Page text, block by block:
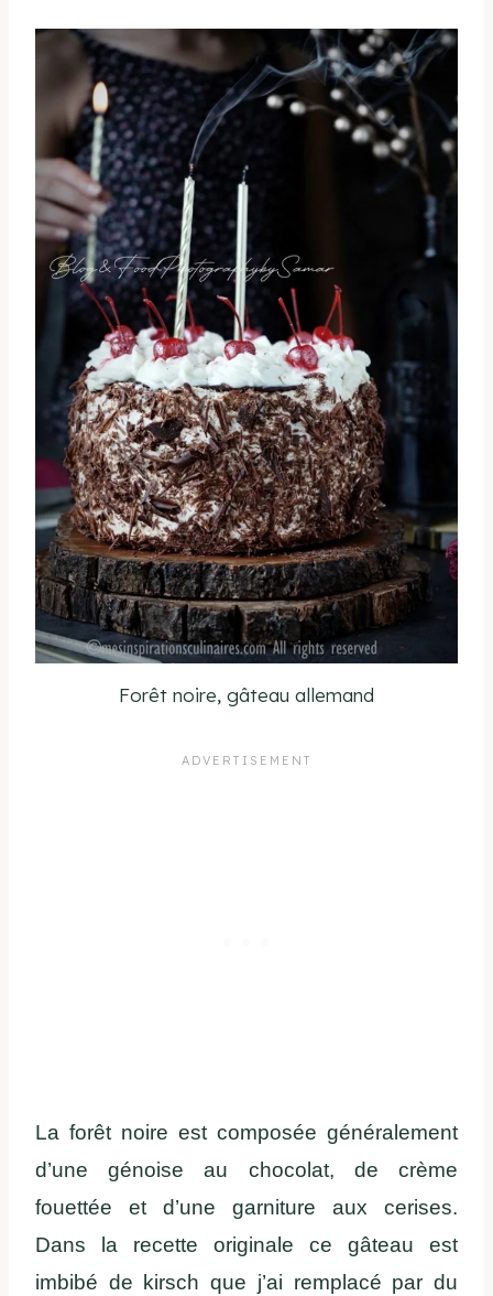
Forêt noire, gâteau allemand
La forêt noire est composée généralement
d’une génoise au chocolat, de crème
fouettée et d’une garniture aux cerises.
Dans la recette originale ce gâteau est
imbibé de kirsch que j’ai remplacé par du